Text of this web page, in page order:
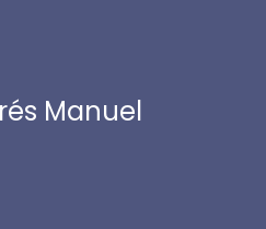
Manuel